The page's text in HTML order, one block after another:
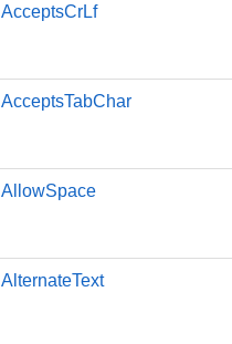
AcceptsCrLf
AcceptsTabChar
AllowSpace
AlternateText